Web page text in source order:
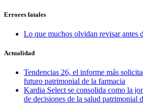
Errores fatales
Lo que muchos olvidan revisar antes
Actualidad
Tendencias 26, el informe más
futuro patrimonial de la farmacia
Kardia Select se consolida como la
de decisiones de la salud patrimonial